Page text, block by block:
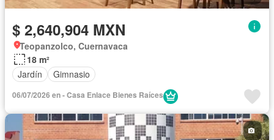
$ 2,640,904 MXN
Teopanzolco, Cuernavaca
18 m²
Jardín
Gimnasio
06/07/2026 en - Casa Enlace Bienes Raíces